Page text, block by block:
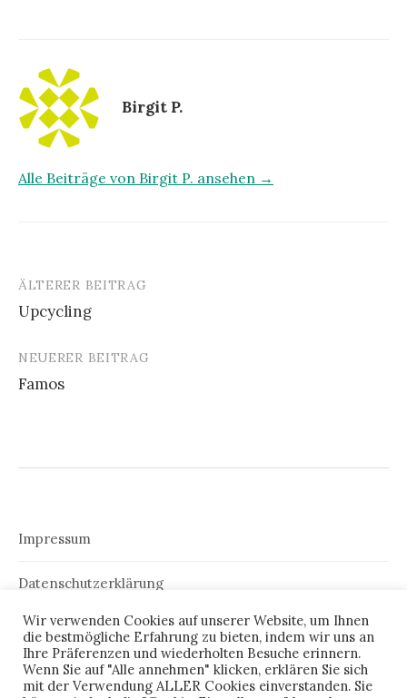
Birgit P.
Alle Beiträge von Birgit P. ansehen →
Beitrags-
Navigation
ÄLTERER BEITRAG
Upcycling
NEUERER BEITRAG
Famos
Impressum
Datenschutzerklärung
Wir verwenden Cookies auf unserer Website, um Ihnen
die bestmögliche Erfahrung zu bieten, indem wir uns an
Ihre Präferenzen und wiederholten Besuche erinnern.
Wenn Sie auf "Alle annehmen" klicken, erklären Sie sich
mit der Verwendung ALLER Cookies einverstanden. Sie